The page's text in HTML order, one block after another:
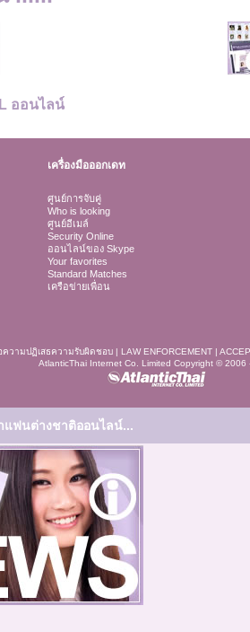
ออนไลน์
เครื่องมือออกเดท
ศูนย์การจับคู่
Who is looking
ศูนย์อีเมล์
Security Online
ออนไลน์ของ Skype
Your favorites
Standard Matches
เครือข่ายเพื่อน
ความปฏิเสธความรับผิดชอบ| LAW ENFORCEMENT|
AtlanticThai Internet Co. Limited Copyright © 2006
แฟนต่างชาติออนไลน์...